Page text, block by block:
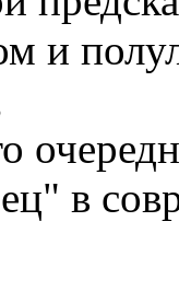
и
в